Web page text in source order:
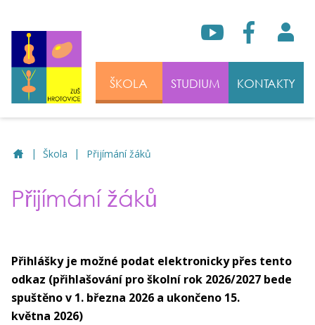
ŠKOLA STUDIUM KONTAKTY
ZUŠ Hrotovice
| Škola | Přijímání žáků
Přijímání žáků
Přihlášky je možné podat elektronicky přes tento
odkaz (přihlašování pro školní rok 2026/2027 bede
spuštěno v 1. března 2026 a ukončeno 15.
května 2026)